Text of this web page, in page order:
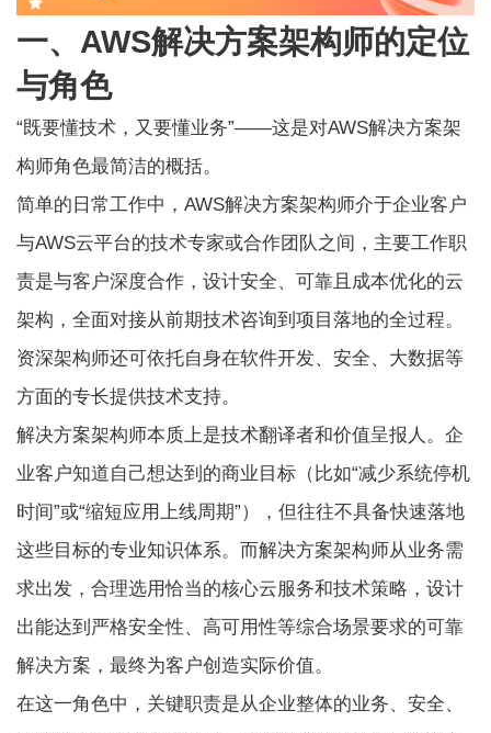
一、AWS解决方案架构师的定位
与角色
“既要懂技术，又要懂业务”——这是对AWS解决方案架
构师角色最简洁的概括。
简单的日常工作中，AWS解决方案架构师介于企业客户
与AWS云平台的技术专家或合作团队之间，主要工作职
责是与客户深度合作，设计安全、可靠且成本优化的云
架构，全面对接从前期技术咨询到项目落地的全过程。
资深架构师还可依托自身在软件开发、安全、大数据等
方面的专长提供技术支持。
解决方案架构师本质上是技术翻译者和价值呈报人。企
业客户知道自己想达到的商业目标（比如“减少系统停机
时间”或“缩短应用上线周期”），但往往不具备快速落地
这些目标的专业知识体系。而解决方案架构师从业务需
求出发，合理选用恰当的核心云服务和技术策略，设计
出能达到严格安全性、高可用性等综合场景要求的可靠
解决方案，最终为客户创造实际价值。
在这一角色中，关键职责是从企业整体的业务、安全、